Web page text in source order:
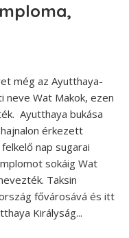
még az Ayutthaya-
Wat Makok, ezen
Ayutthaya bukása
érkezett
nap sugarai
sokáig Wat
Taksin
fővárosává és itt
Királyság...